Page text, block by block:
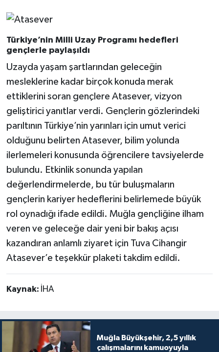
Türkiye’nin Milli Uzay Programı hedefleri
gençlerle paylaşıldı
Uzayda yaşam şartlarından geleceğin
mesleklerine kadar birçok konuda merak
ettiklerini soran gençlere Atasever, vizyon
geliştirici yanıtlar verdi. Gençlerin gözlerindeki
parıltının Türkiye’nin yarınları için umut verici
olduğunu belirten Atasever, bilim yolunda
ilerlemeleri konusunda öğrencilere tavsiyelerde
bulundu. Etkinlik sonunda yapılan
değerlendirmelerde, bu tür buluşmaların
gençlerin kariyer hedeflerini belirlemede büyük
rol oynadığı ifade edildi. Muğla gençliğine ilham
veren ve geleceğe dair yeni bir bakış açısı
kazandıran anlamlı ziyaret için Tuva Cihangir
Atasever’e teşekkür plaketi takdim edildi.
Kaynak: İHA
Muğla Büyükşehir, 2,5 yıllık
çalışmalarını kamuoyuyla